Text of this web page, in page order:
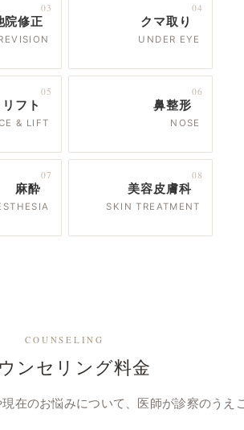
03
院修正
04
クマ取り
UNDER EYE
05
フト
& LIFT
06
鼻整形
NOSE
07
麻酔
08
美容皮膚科
SKIN TREATMENT
COUNSELING
ンセリング料金
在のお悩みについて、医師が診察のうえ